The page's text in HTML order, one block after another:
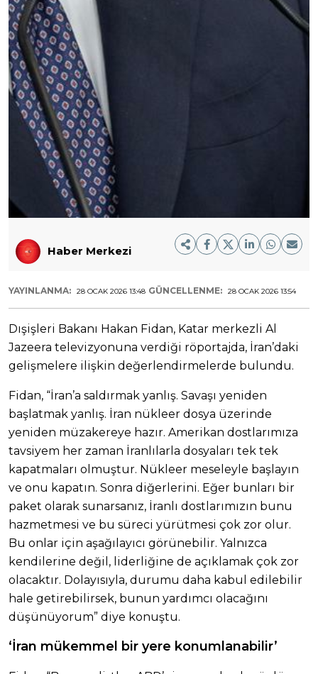
Haber Merkezi
YAYINLANMA: 28 OCAK 2026 13:48 GÜNCELLENME: 28 OCAK 2026 13:54
Dışişleri Bakanı Hakan Fidan, Katar merkezli Al
Jazeera televizyonuna verdiği röportajda, İran’daki
gelişmelere ilişkin değerlendirmelerde bulundu.
Fidan, “İran’a saldırmak yanlış. Savaşı yeniden
başlatmak yanlış. İran nükleer dosya üzerinde
yeniden müzakereye hazır. Amerikan dostlarımıza
tavsiyem her zaman İranlılarla dosyaları tek tek
kapatmaları olmuştur. Nükleer meseleyle başlayın
ve onu kapatın. Sonra diğerlerini. Eğer bunları bir
paket olarak sunarsanız, İranlı dostlarımızın bunu
hazmetmesi ve bu süreci yürütmesi çok zor olur.
Bu onlar için aşağılayıcı görünebilir. Yalnızca
kendilerine değil, liderliğine de açıklamak çok zor
olacaktır. Dolayısıyla, durumu daha kabul edilebilir
hale getirebilirsek, bunun yardımcı olacağını
düşünüyorum” diye konuştu.
‘İran mükemmel bir yere konumlanabilir’